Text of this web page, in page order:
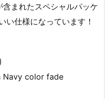
含まれたスペシャルパッケ
い仕様になっています！
Navy color fade